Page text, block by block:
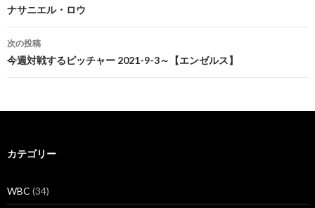
稿
ナ
ビ
ー
ョ
ン
ナサニエル・ロウ
次の投稿
今週対戦するピッチャー 2021-9-3～【エンゼルス】
カテゴリー
WBC (34)